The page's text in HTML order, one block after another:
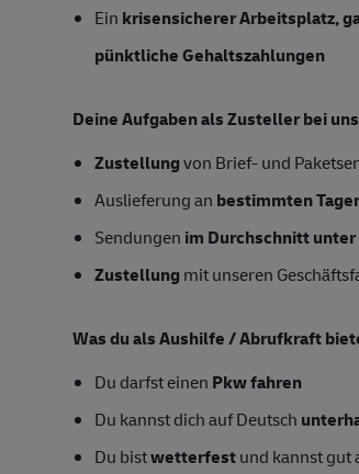
Ein krisensicherer Arbeitsplatz,
pünktliche Gehaltszahlungen
Deine Aufgaben als Zusteller bei uns
Zustellungvon Brief- und
Auslieferung an bestimmten
Sendungen im Durchschnitt unter
Zustellung mit unseren
Was du als Aushilfe /Abrufkraft
Du darfst einen Pkw fahren
Du kannst dich auf Deutsch
Du bistwetterfestund kannst gut